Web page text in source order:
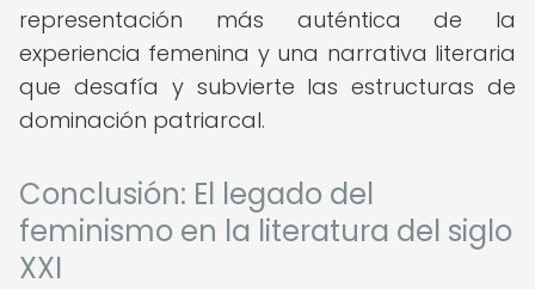
representación más auténtica de la
experiencia femenina y una narrativa literaria
que desafía y subvierte las estructuras de
dominación patriarcal.
Conclusión: El legado del
feminismo en la literatura del siglo
XXI